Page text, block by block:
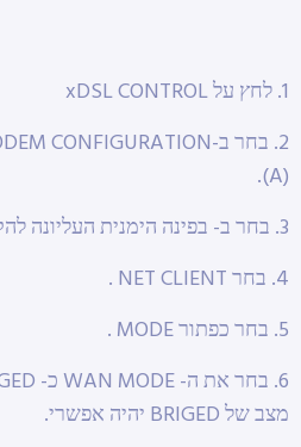
1. לחץ על xDSL CONTROL
(A).
3. בחר ב- בפינה הימנית העליונה להקים את הקשר.
4. בחר NET CLIENT .
5. בחר כפתור MODE .
מצב של BRIGED יהיה אפשרי.